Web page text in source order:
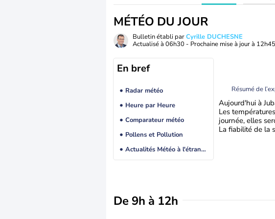
MÉTÉO DU JOUR
Bulletin établi parCyrille DUCHESNE
Actualisé à 06h30 - Prochaine mise à jour à 12h45
En bref
Radar météo
Heure par Heure
Comparateur météo
Pollens et Pollution
Actualités Météo à l'étranger
Résumé de
Aujourd'hui à
Les
journée, elles
La fiabilité de la
De 9h à 12h